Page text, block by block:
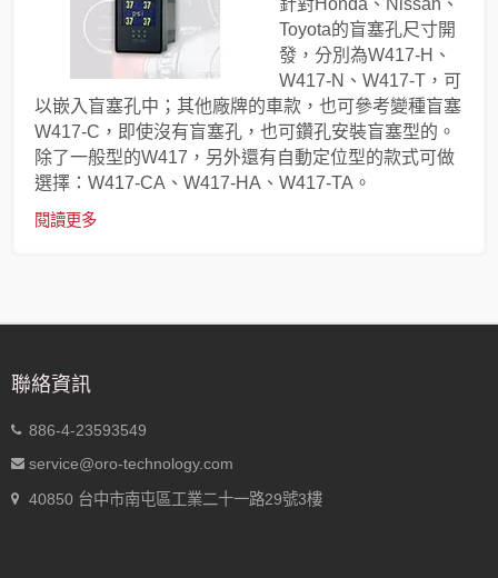
針對Honda、Nissan、
Toyota的盲塞孔尺寸開
發，分別為W417-H、
W417-N、W417-T，可
以嵌入盲塞孔中；其他廠牌的車款，也可參考變種盲塞
W417-C，即使沒有盲塞孔，也可鑽孔安裝盲塞型的。
除了一般型的W417，另外還有自動定位型的款式可做
選擇：W417-CA、W417-HA、W417-TA。
閱讀更多
聯絡資訊
886-4-23593549
service@oro-technology.com
40850 台中市南屯區工業二十一路29號3樓